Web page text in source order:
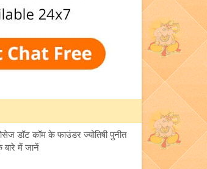
डॉट कॉम के फाउंडर ज्योतिषी पुनीत
बारे में जानें